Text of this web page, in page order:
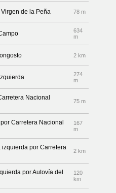
de la Peña 78 m
634
m
2 km
274
m
Nacional
75 m
Carretera Nacional
167
m
izquierda por Carretera
2 km
por Autovía del
120
km